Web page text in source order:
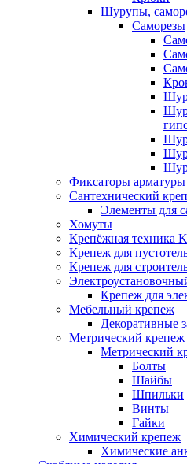
Шурупы,
Саморезы
Фиксаторы арматуры
Сантехнический
Элементы для
Хомуты
Крепёжная техника
Крепеж для
Крепеж для
Крепеж для
Мебельный крепеж
Декоративные
Метрический крепеж
Метрический
Болты
Шайбы
Шпильки
Винты
Гайки
Химический крепеж
Химические